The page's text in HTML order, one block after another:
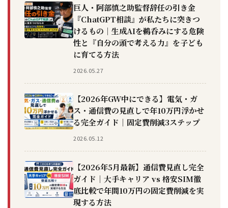
巨人・阿部慎之助監督辞任の引き金
『ChatGPT相談』が私たちに突きつ
けるもの｜生成AIを鵜呑みにする危険
性と『自分の頭で考える力』を子ども
に育てる方法
2026.05.27
【2026年GW中にできる】電気・ガ
ス・通信費の見直しで年10万円浮かせ
る完全ガイド｜固定費削減3ステップ
2026.05.12
【2026年5月最新】通信費見直し完全
ガイド｜大手キャリア vs 格安SIM徹
底比較で年間10万円の固定費削減を実
現する方法